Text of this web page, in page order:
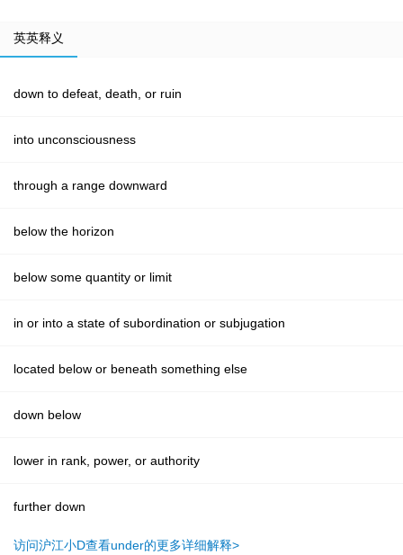
英英释义
down to defeat, death, or ruin
into unconsciousness
through a range downward
below the horizon
below some quantity or limit
in or into a state of subordination or subjugation
located below or beneath something else
down below
lower in rank, power, or authority
further down
访问沪江小D查看under的更多详细解释>